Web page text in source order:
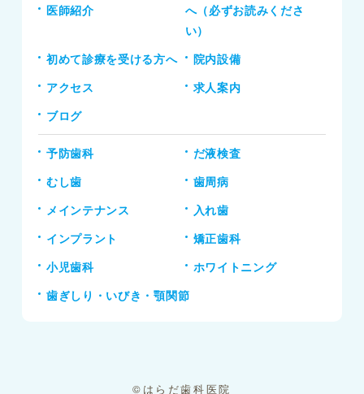
医師紹介
へ（必ずお読みくださ
い）
初めて診療を受ける方へ
院内設備
アクセス
求人案内
ブログ
予防歯科
だ液検査
むし歯
歯周病
メインテナンス
入れ歯
インプラント
矯正歯科
小児歯科
ホワイトニング
歯ぎしり・いびき・顎関節
©はらだ歯科医院